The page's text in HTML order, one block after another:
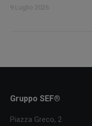
9 Luglio 2026
Gruppo SEF®
Piazza Greco, 2